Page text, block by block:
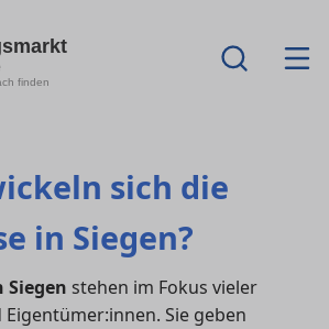
finden
sich die
in Siegen?
Siegen stehen im Fokus vieler
Sie geben